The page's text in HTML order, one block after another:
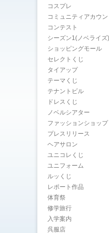
コスプレ
コミュニティアカウン
コンテスト
シーズン1(ノベライズ)
ショッピングモール
セレクトくじ
タイアップ
テーマくじ
テナントビル
ドレスくじ
ノベルシアター
ファッションショップ
プレスリリース
ヘアサロン
ユニコレくじ
ユニフォーム
ルッくじ
レポート作品
体育祭
修学旅行
入学案内
呉服店